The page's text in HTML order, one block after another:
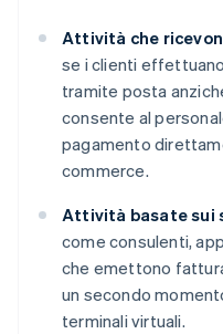
Attività che
se i clienti
tramite posta
consente al
pagamento
commerce.
Attività basate sui
come consulenti,
che emettono
un secondo
terminali virtuali.